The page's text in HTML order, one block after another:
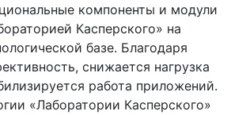
компоненты и модули
Касперского» на
базе. Благодаря
снижается нагрузка
работа приложений.
«Лаборатории Касперского»